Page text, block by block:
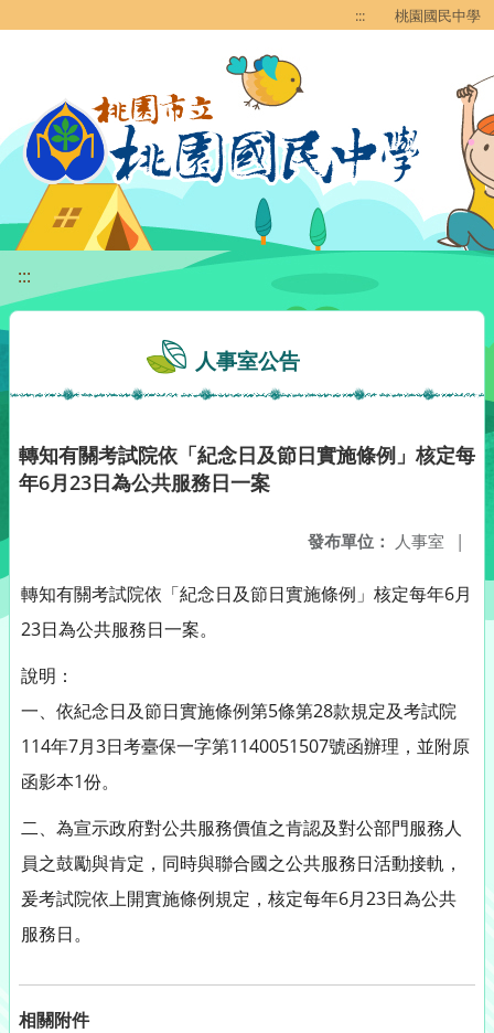
::: 桃園國民中學
:::
人事室公告
轉知有關考試院依「紀念日及節日實施條例」核定每
年6月23日為公共服務日一案
發布單位： 人事室 |
轉知有關考試院依「紀念日及節日實施條例」核定每年6月
23日為公共服務日一案。
說明：
一、依紀念日及節日實施條例第5條第28款規定及考試院
114年7月3日考臺保一字第1140051507號函辦理，並附原
函影本1份。
二、為宣示政府對公共服務價值之肯認及對公部門服務人
員之鼓勵與肯定，同時與聯合國之公共服務日活動接軌，
爰考試院依上開實施條例規定，核定每年6月23日為公共
服務日。
相關附件